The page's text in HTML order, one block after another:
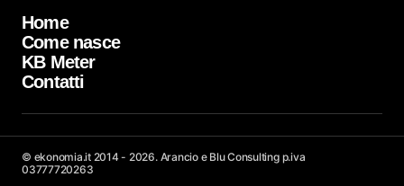
Home
Come nasce
KB Meter
Contatti
© ekonomia.it 2014 - 2026. Arancio e Blu Consulting p.iva
03777720263